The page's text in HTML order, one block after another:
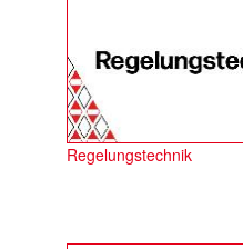
Regelungstechnik